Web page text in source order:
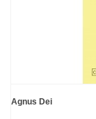
Agnus Dei